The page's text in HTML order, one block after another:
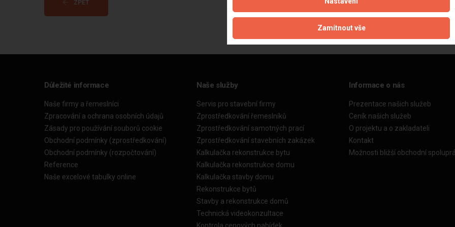
ZPĚT Aktualizováno z portálu ARES dne 31.12.2023 00:00:15
Důležité informace
Naše firmy a řemeslníci
Zpracování a ochrana osobních údajů
Zásady pro používání souborů cookie
Obchodní podmínky (zprostředkování)
Obchodní podmínky (rozpočtování)
Reference
Naše excelové tabulky online
Naše služby
Servis pro stavební firmy
Zprostředkování řemeslníků
Zprostředkování samotných prací
Zprostředkování stavebních zakázek
Kalkulačka rekonstrukce bytu
Kalkulačka rekonstrukce domu
Kalkulačka stavby domu
Rekonstrukce bytů
Stavby a rekonstrukce domů
Technická videokonzultace
Informace o nás
Prezentace našich služeb
Ceník našich služeb
O projektu a o zakladateli
Kontakt
Možnosti bližší obchodní
Zamítnout vše